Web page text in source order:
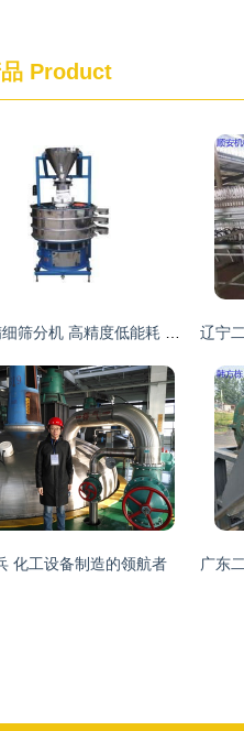
Product
化工设备制造的领航者